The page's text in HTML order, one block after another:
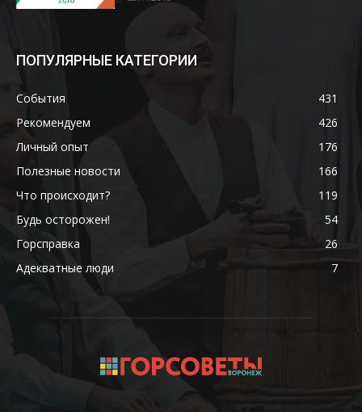
ПОПУЛЯРНЫЕ КАТЕГОРИИ
События
431
Рекомендуем
426
Личный опыт
176
Полезные новости
166
Что происходит?
119
Будь осторожен!
54
Горсправка
26
Адекватные люди
7